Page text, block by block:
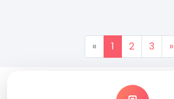
« 1 2 3 »